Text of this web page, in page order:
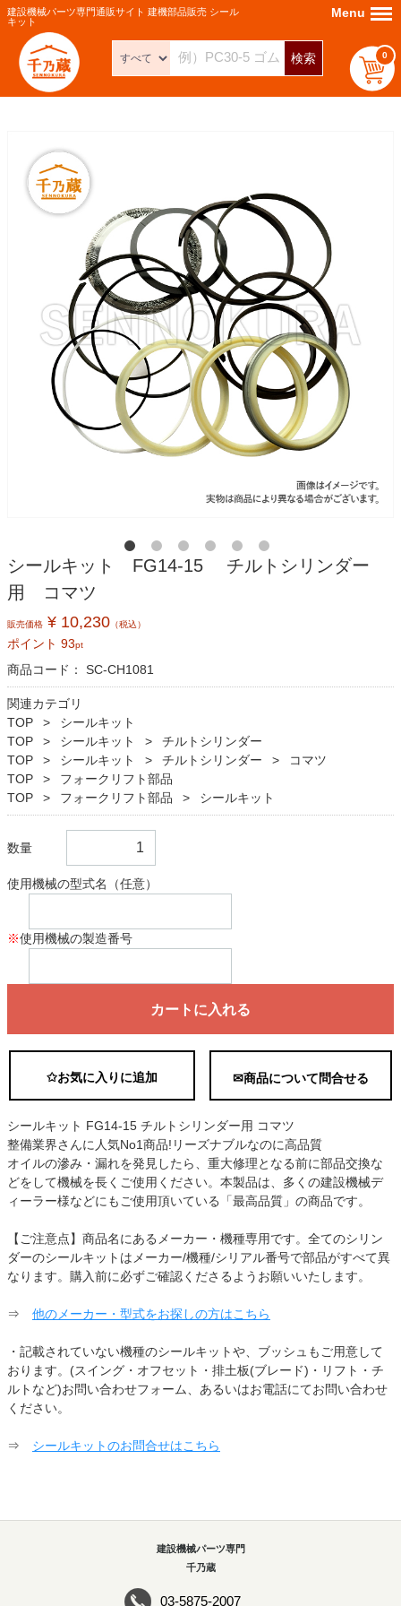
建設機械パーツ専門通販サイト 建機部品販売 シール
キット
検索 0
Menu Menu
シールキット FG14-15 チルトシリンダー
用 コマツ
販売価格 ¥ 10,230 （税込）
ポイント 93pt
商品コード： SC-CH1081
関連カテゴリ
TOP
シールキット
TOP
シールキット
チルトシリンダー
TOP
シールキット チルトシリンダー
コマツ
TOP
フォークリフト部品
TOP
フォークリフト部品 シールキット
数量
使用機械の型式名（任意）
※使用機械の製造番号
カートに入れる
✩お気に入りに追加 ✉商品について問合せる
シールキット FG14-15 チルトシリンダー用 コマツ
整備業界さんに人気No1商品!リーズナブルなのに高品質
オイルの滲み・漏れを発見したら、重大修理となる前に部品交換な
どをして機械を長くご使用ください。本製品は、多くの建設機械デ
ィーラー様などにもご使用頂いている「最高品質」の商品です。
【ご注意点】商品名にあるメーカー・機種専用です。全てのシリン
ダーのシールキットはメーカー/機種/シリアル番号で部品がすべて異
なります。購入前に必ずご確認くださるようお願いいたします。
⇒ 他のメーカー・型式をお探しの方はこちら
・記載されていない機種のシールキットや、ブッシュもご用意して
おります。(スイング・オフセット・排土板(ブレード)・リフト・チ
ルトなど)お問い合わせフォーム、あるいはお電話にてお問い合わせ
ください。
⇒ シールキットのお問合せはこちら
建設機械パーツ専門
千乃蔵
03-5875-2007